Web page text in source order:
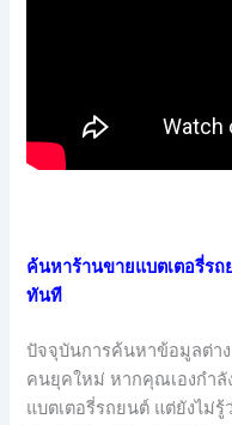
ค้นหาร้านขายแบตเตอรี่รถ
ทันที
ปัจจุบันการค้นหาข้อมูลต่า
คนยุคใหม่ หากคุณเองกำลั
แบตเตอรี่รถยนต์ แต่ยังไม่